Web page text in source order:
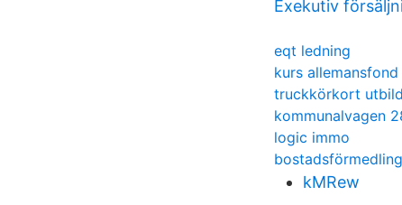
Exekutiv
eqt ledning
kurs
truckkörkort
kommunalvagen
logic immo
kMRew